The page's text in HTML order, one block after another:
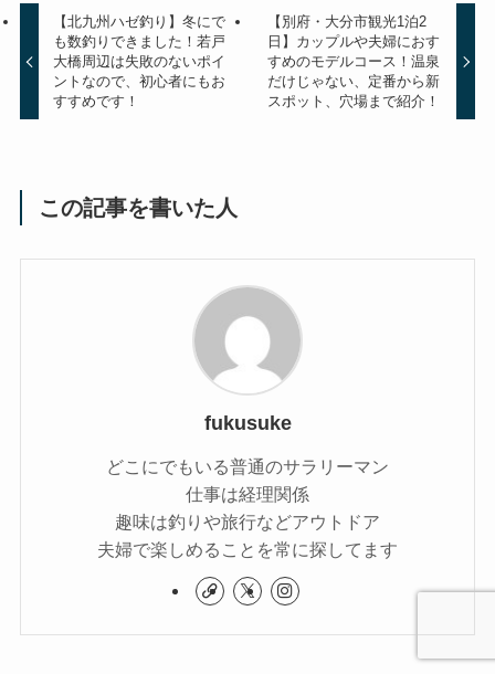
【北九州ハゼ釣り】冬にで
も数釣りできました！若戸
大橋周辺は失敗のないポイ
ントなので、初心者にもお
すすめです！
【別府・大分市観光1泊2
日】カップルや夫婦におす
すめのモデルコース！温泉
だけじゃない、定番から新
スポット、穴場まで紹介！
この記事を書いた人
fukusuke
どこにでもいる普通のサラリーマン
仕事は経理関係
趣味は釣りや旅行などアウトドア
夫婦で楽しめることを常に探してます